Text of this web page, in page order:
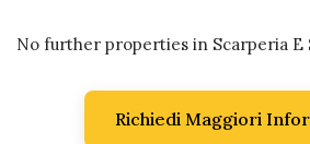
No further properties in Scarperia E
Richiedi Maggiori